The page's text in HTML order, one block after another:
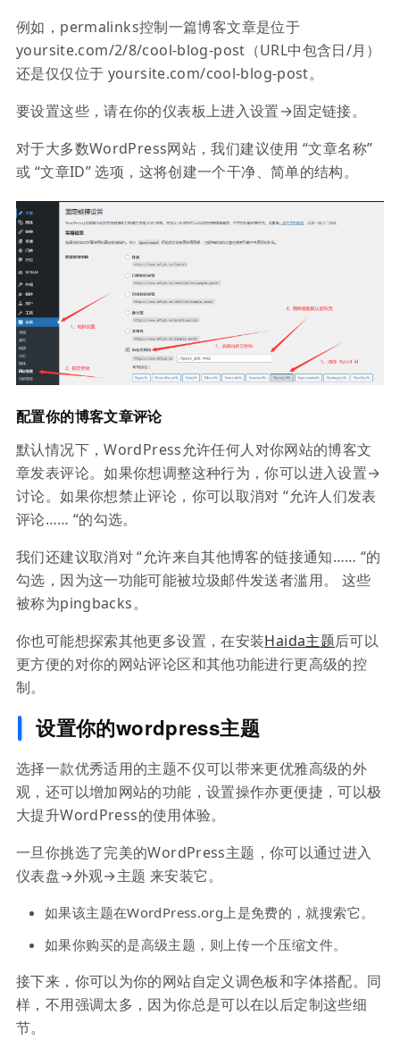
例如，permalinks控制一篇博客文章是位于
yoursite.com/2/8/cool-blog-post（URL中包含日/月）
还是仅仅位于 yoursite.com/cool-blog-post。
要设置这些，请在你的仪表板上进入设置→固定链接。
对于大多数WordPress网站，我们建议使用 “文章名称”
或 “文章ID” 选项，这将创建一个干净、简单的结构。
配置你的博客文章评论
默认情况下，WordPress允许任何人对你网站的博客文
章发表评论。如果你想调整这种行为，你可以进入设置→
讨论。如果你想禁止评论，你可以取消对 “允许人们发表
评论…… “的勾选。
我们还建议取消对 “允许来自其他博客的链接通知…… “的
勾选，因为这一功能可能被垃圾邮件发送者滥用。 这些
被称为pingbacks。
你也可能想探索其他更多设置，在安装Haida主题后可以
更方便的对你的网站评论区和其他功能进行更高级的控
制。
设置你的wordpress主题
选择一款优秀适用的主题不仅可以带来更优雅高级的外
观，还可以增加网站的功能，设置操作亦更便捷，可以极
大提升WordPress的使用体验。
一旦你挑选了完美的WordPress主题，你可以通过进入
仪表盘→外观→主题 来安装它。
如果该主题在WordPress.org上是免费的，就搜索它。
如果你购买的是高级主题，则上传一个压缩文件。
接下来，你可以为你的网站自定义调色板和字体搭配。同
样，不用强调太多，因为你总是可以在以后定制这些细
节。